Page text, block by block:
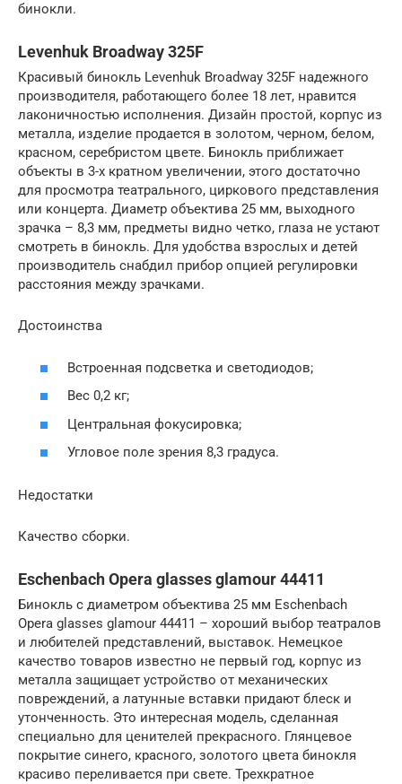
бинокли.
Levenhuk Broadway 325F
Красивый бинокль Levenhuk Broadway 325F надежного
производителя, работающего более 18 лет, нравится
лаконичностью исполнения. Дизайн простой, корпус из
металла, изделие продается в золотом, черном, белом,
красном, серебристом цвете. Бинокль приближает
объекты в 3-х кратном увеличении, этого достаточно
для просмотра театрального, циркового представления
или концерта. Диаметр объектива 25 мм, выходного
зрачка – 8,3 мм, предметы видно четко, глаза не устают
смотреть в бинокль. Для удобства взрослых и детей
производитель снабдил прибор опцией регулировки
расстояния между зрачками.
Достоинства
Встроенная подсветка и светодиодов;
Вес 0,2 кг;
Центральная фокусировка;
Угловое поле зрения 8,3 градуса.
Недостатки
Качество сборки.
Eschenbach Opera glasses glamour 44411
Бинокль с диаметром объектива 25 мм Eschenbach
Opera glasses glamour 44411 – хороший выбор театралов
и любителей представлений, выставок. Немецкое
качество товаров известно не первый год, корпус из
металла защищает устройство от механических
повреждений, а латунные вставки придают блеск и
утонченность. Это интересная модель, сделанная
специально для ценителей прекрасного. Глянцевое
покрытие синего, красного, золотого цвета бинокля
красиво переливается при свете. Трехкратное